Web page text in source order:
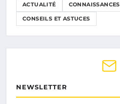
ACTUALITÉ CONNAISSANCES
CONSEILS ET ASTUCES
NEWSLETTER